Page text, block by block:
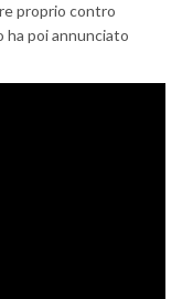
proprio contro
ha poi annunciato